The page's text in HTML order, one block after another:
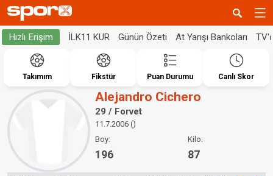
Hızlı Erişim İLK11 KUR Günün Özeti At Yarışı Bankoları
Takımım Fikstür Puan Durumu Canlı Skor
Alejandro Cichero
29 / Forvet
11.7.2006 ()
Boy:
196
Kilo:
87